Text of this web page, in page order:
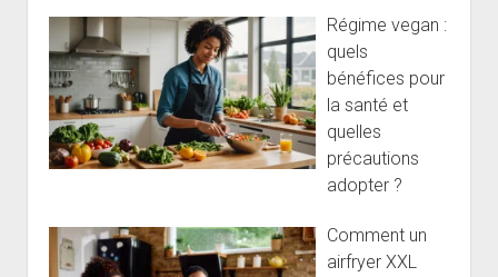
Régime vegan :
quels
bénéfices pour
la santé et
quelles
précautions
adopter ?
Comment un
airfryer XXL